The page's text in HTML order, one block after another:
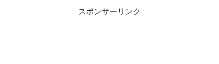
スポンサーリンク